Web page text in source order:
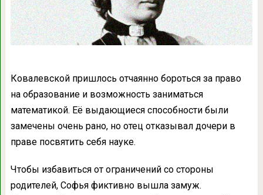
Ковалевской пришлось отчаянно бороться за право
на образование и возможность заниматься
математикой. Её выдающиеся способности были
замечены очень рано, но отец отказывал дочери в
праве посвятить себя науке.
Чтобы избавиться от ограничений со стороны
родителей, Софья фиктивно вышла замуж.